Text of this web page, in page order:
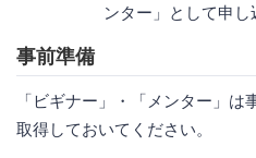
ンター」として申
事前準備
「ビギナー」・「メンター」
取得しておいてください。